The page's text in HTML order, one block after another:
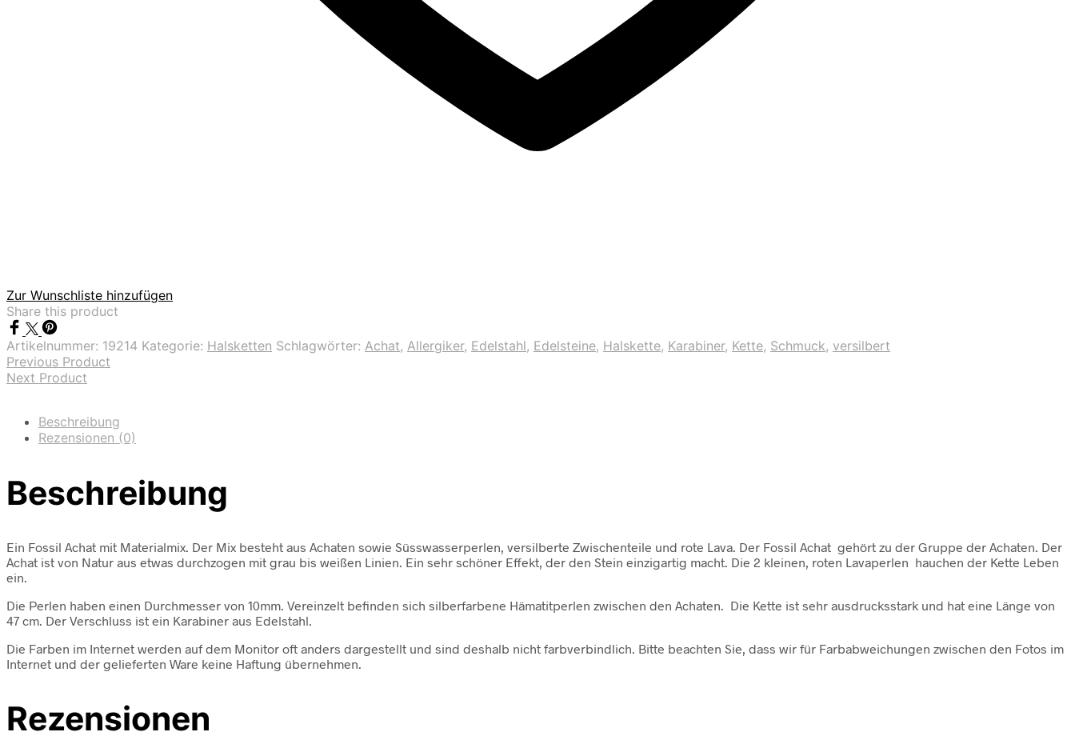
Zur Wunschliste hinzufügen
Share this product
Artikelnummer: 19214 Kategorie: Halsketten Schlagwörter: Achat, Allergiker, Edelstahl, Edelsteine, Halskette, Karabiner, Kette, Schmuck, versilbert
Previous Product
Next Product
Beschreibung
Rezensionen (0)
Beschreibung
Ein Fossil Achat mit Materialmix. Der Mix besteht aus Achaten sowie Süsswasserperlen, versilberte Zwischenteile und rote Lava. Der Fossil Achat gehört zu der Gruppe der Achaten. Der
Achat ist von Natur aus etwas durchzogen mit grau bis weißen Linien. Ein sehr schöner Effekt, der den Stein einzigartig macht. Die 2 kleinen, roten Lavaperlen hauchen der Kette Leben
ein.
Die Perlen haben einen Durchmesser von 10mm. Vereinzelt befinden sich silberfarbene Hämatitperlen zwischen den Achaten. Die Kette ist sehr ausdrucksstark und hat eine Länge von
47 cm. Der Verschluss ist ein Karabiner aus Edelstahl.
Die Farben im Internet werden auf dem Monitor oft anders dargestellt und sind deshalb nicht farbverbindlich. Bitte beachten Sie, dass wir für Farbabweichungen zwischen den Fotos im
Internet und der gelieferten Ware keine Haftung übernehmen.
Rezensionen